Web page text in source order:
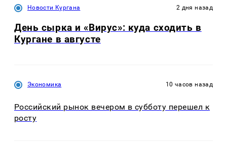
Новости Кургана 2 дня назад
День сырка и «Вирус»: куда сходить в
Кургане в августе
Экономика 10 часов назад
Российский рынок вечером в субботу перешел к
росту